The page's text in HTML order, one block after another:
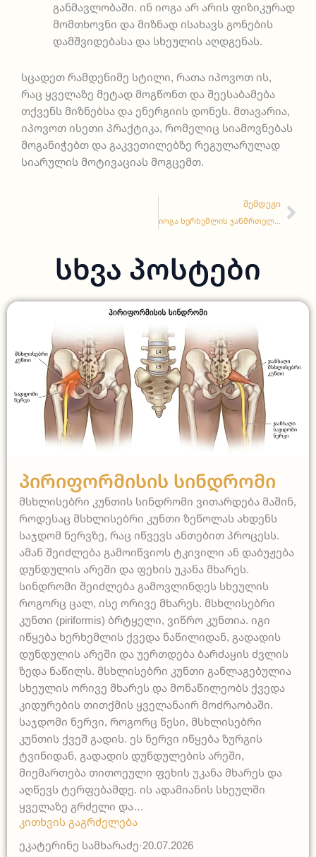
განმავლობაში. ინ იოგა არ არის ფიზიკურად
მომთხოვნი და მიზნად ისახავს გონების
დამშვიდებასა და სხეულის აღდგენას.
სცადეთ რამდენიმე სტილი, რათა იპოვოთ ის,
რაც ყველაზე მეტად მოგწონთ და შეესაბამება
თქვენს მიზნებსა და ენერგიის დონეს. მთავარია,
იპოვოთ ისეთი პრაქტიკა, რომელიც სიამოვნებას
მოგანიჭებთ და გაკვეთილებზე რეგულარულად
სიარულის მოტივაციას მოგცემთ.
ᲨᲔᲛᲓᲔᲒᲘ
იოგა ხერხემლის ჯანმრთელობისთვის
Სხვა Პოსტები
Პირიფორმისის Სინდრომი
მსხლისებრი კუნთის სინდრომი ვითარდება მაშინ,
როდესაც მსხლისებრი კუნთი ზეწოლას ახდენს
საჯდომ ნერვზე, რაც იწვევს ანთებით პროცესს.
ამან შეიძლება გამოიწვიოს ტკივილი ან დაბუჟება
დუნდულის არეში და ფეხის უკანა მხარეს.
სინდრომი შეიძლება გამოვლინდეს სხეულის
როგორც ცალ, ისე ორივე მხარეს. მსხლისებრი
კუნთი (piriformis) ბრტყელი, ვიწრო კუნთია. იგი
იწყება ხერხემლის ქვედა ნაწილიდან, გადადის
დუნდულის არეში და უერთდება ბარძაყის ძვლის
ზედა ნაწილს. მსხლისებრი კუნთი განლაგებულია
სხეულის ორივე მხარეს და მონაწილეობს ქვედა
კიდურების თითქმის ყველანაირ მოძრაობაში.
საჯდომი ნერვი, როგორც წესი, მსხლისებრი
კუნთის ქვეშ გადის. ეს ნერვი იწყება ზურგის
ტვინიდან, გადადის დუნდულების არეში,
მიემართება თითოეული ფეხის უკანა მხარეს და
აღწევს ტერფებამდე. ის ადამიანის სხეულში
ყველაზე გრძელი და…
კითხვის გაგრძელება
ეკატერინე სამხარაძე·20.07.2026